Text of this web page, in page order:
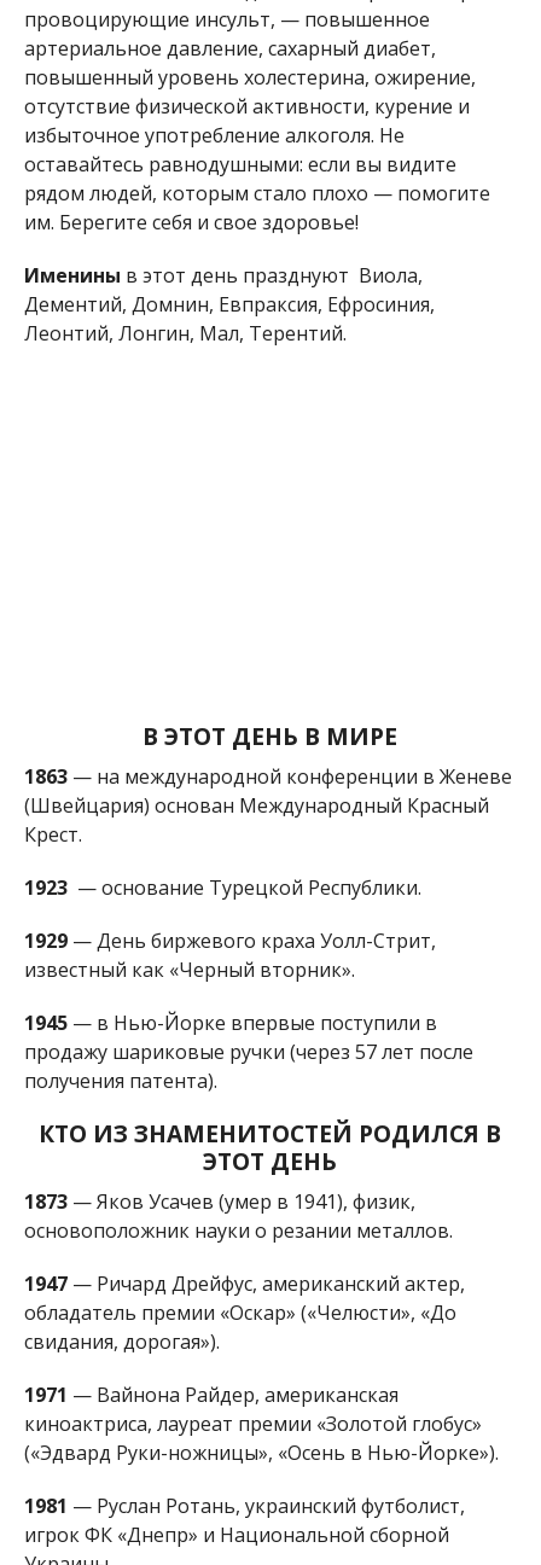
отсутствие физической активности, курение и
избыточное употребление алкоголя. Не
оставайтесь равнодушными: если вы видите
рядом людей, которым стало плохо — помогите
им. Берегите себя и свое здоровье!
Имениныв этот день празднуют Виола,
Дементий, Домнин, Евпраксия, Ефросиния,
1923— основание Турецкой Республики.
известный как «Черный вторник».
1945— в Нью-Йорке впервые поступили в
продажу шариковые ручки (через 57 лет после
КТО ИЗ ЗНАМЕНИТОСТЕЙ РОДИЛСЯ В
ЭТОТ ДЕНЬ
— Яков Усачев (умер в 1941), физик,
основоположник науки о резании металлов.
1947— Ричард Дрейфус, американский актер,
обладатель премии «Оскар» («Челюсти», «До
1971— Вайнона Райдер, американская
киноактриса, лауреат премии «Золотой глобус»
1981— Руслан Ротань, украинский футболист,
игрок ФК «Днепр» и Национальной сборной
Мария Голикова